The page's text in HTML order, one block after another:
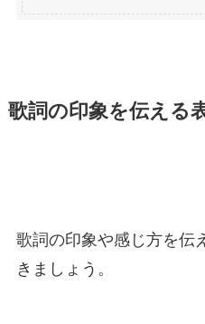
歌詞の印象を伝える
歌詞の印象や感じ方を伝
きましょう。